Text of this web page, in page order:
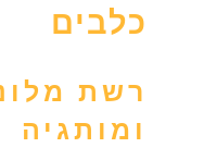
כלבים
ומותגיה